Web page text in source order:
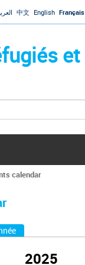
Jump to navigation
中文 English Français
calendar
2025